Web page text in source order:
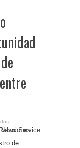
R.Dominicana-
Roberto
destaca
de